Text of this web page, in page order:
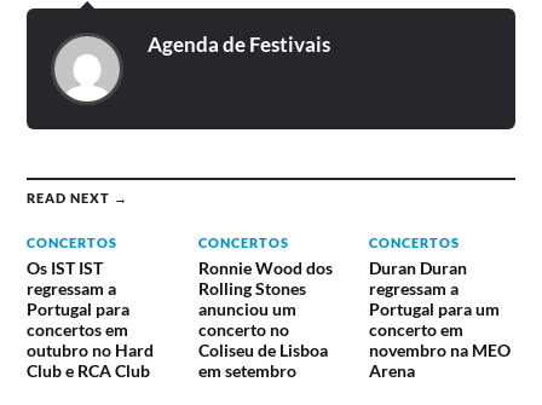
Agenda de Festivais
READ NEXT →
CONCERTOS
Os IST IST
regressam a
Portugal para
concertos em
outubro no Hard
Club e RCA Club
CONCERTOS
Ronnie Wood dos
Rolling Stones
anunciou um
concerto no
Coliseu de Lisboa
em setembro
CONCERTOS
Duran Duran
regressam a
Portugal para um
concerto em
novembro na MEO
Arena